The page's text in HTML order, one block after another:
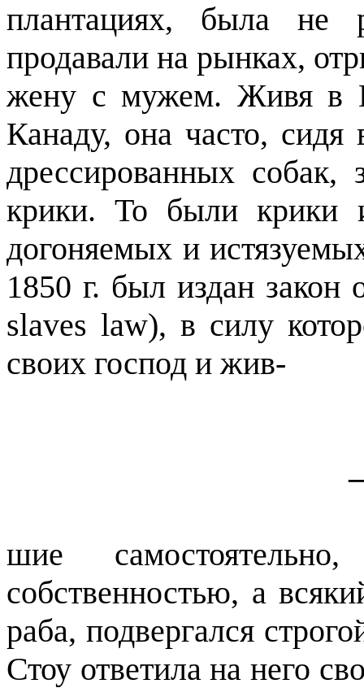
плантациях, была не
продавали на рынках,
жену с мужем. Живя в
Канаду, она часто,
дрессированных собак,
крики. То были крики
догоняемых и
1850 г. был издан закон
slaves law), в силу
своих господ и жив-
шие
собственностью, а
раба, подвергался
Стоу ответила на него